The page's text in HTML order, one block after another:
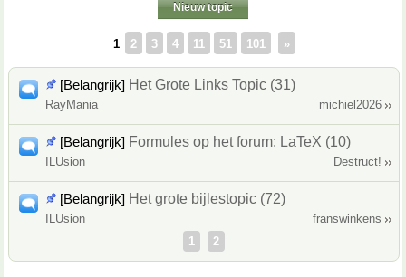
Nieuw topic
1 2 3 4 11 51 101 »
[Belangrijk] Het Grote Links Topic (31)
RayMania michiel2026
[Belangrijk] Formules op het forum: LaTeX (10)
ILUsion Destruct!
[Belangrijk] Het grote bijlestopic (72)
ILUsion
franswinkens
1
2